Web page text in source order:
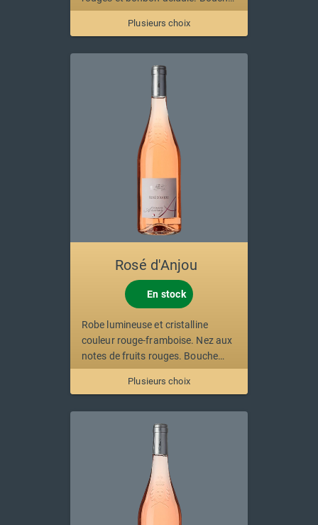
légère, souple et rafraichissante.
Plusieurs choix
Rosé d'Anjou
En stock
Robe lumineuse et cristalline
couleur rouge-framboise. Nez aux
notes de fruits rouges. Bouche
ample et suave, sucres résiduels
qui assurent une fin de bouche
Plusieurs choix